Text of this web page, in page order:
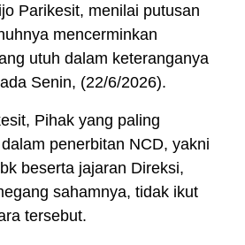
Parikesit, menilai putusan
mencerminkan
utuh dalam keteranganya
Senin, (22/6/2026).
Pihak yang paling
penerbitan NCD, yakni
beserta jajaran Direksi,
sahamnya, tidak ikut
tersebut.